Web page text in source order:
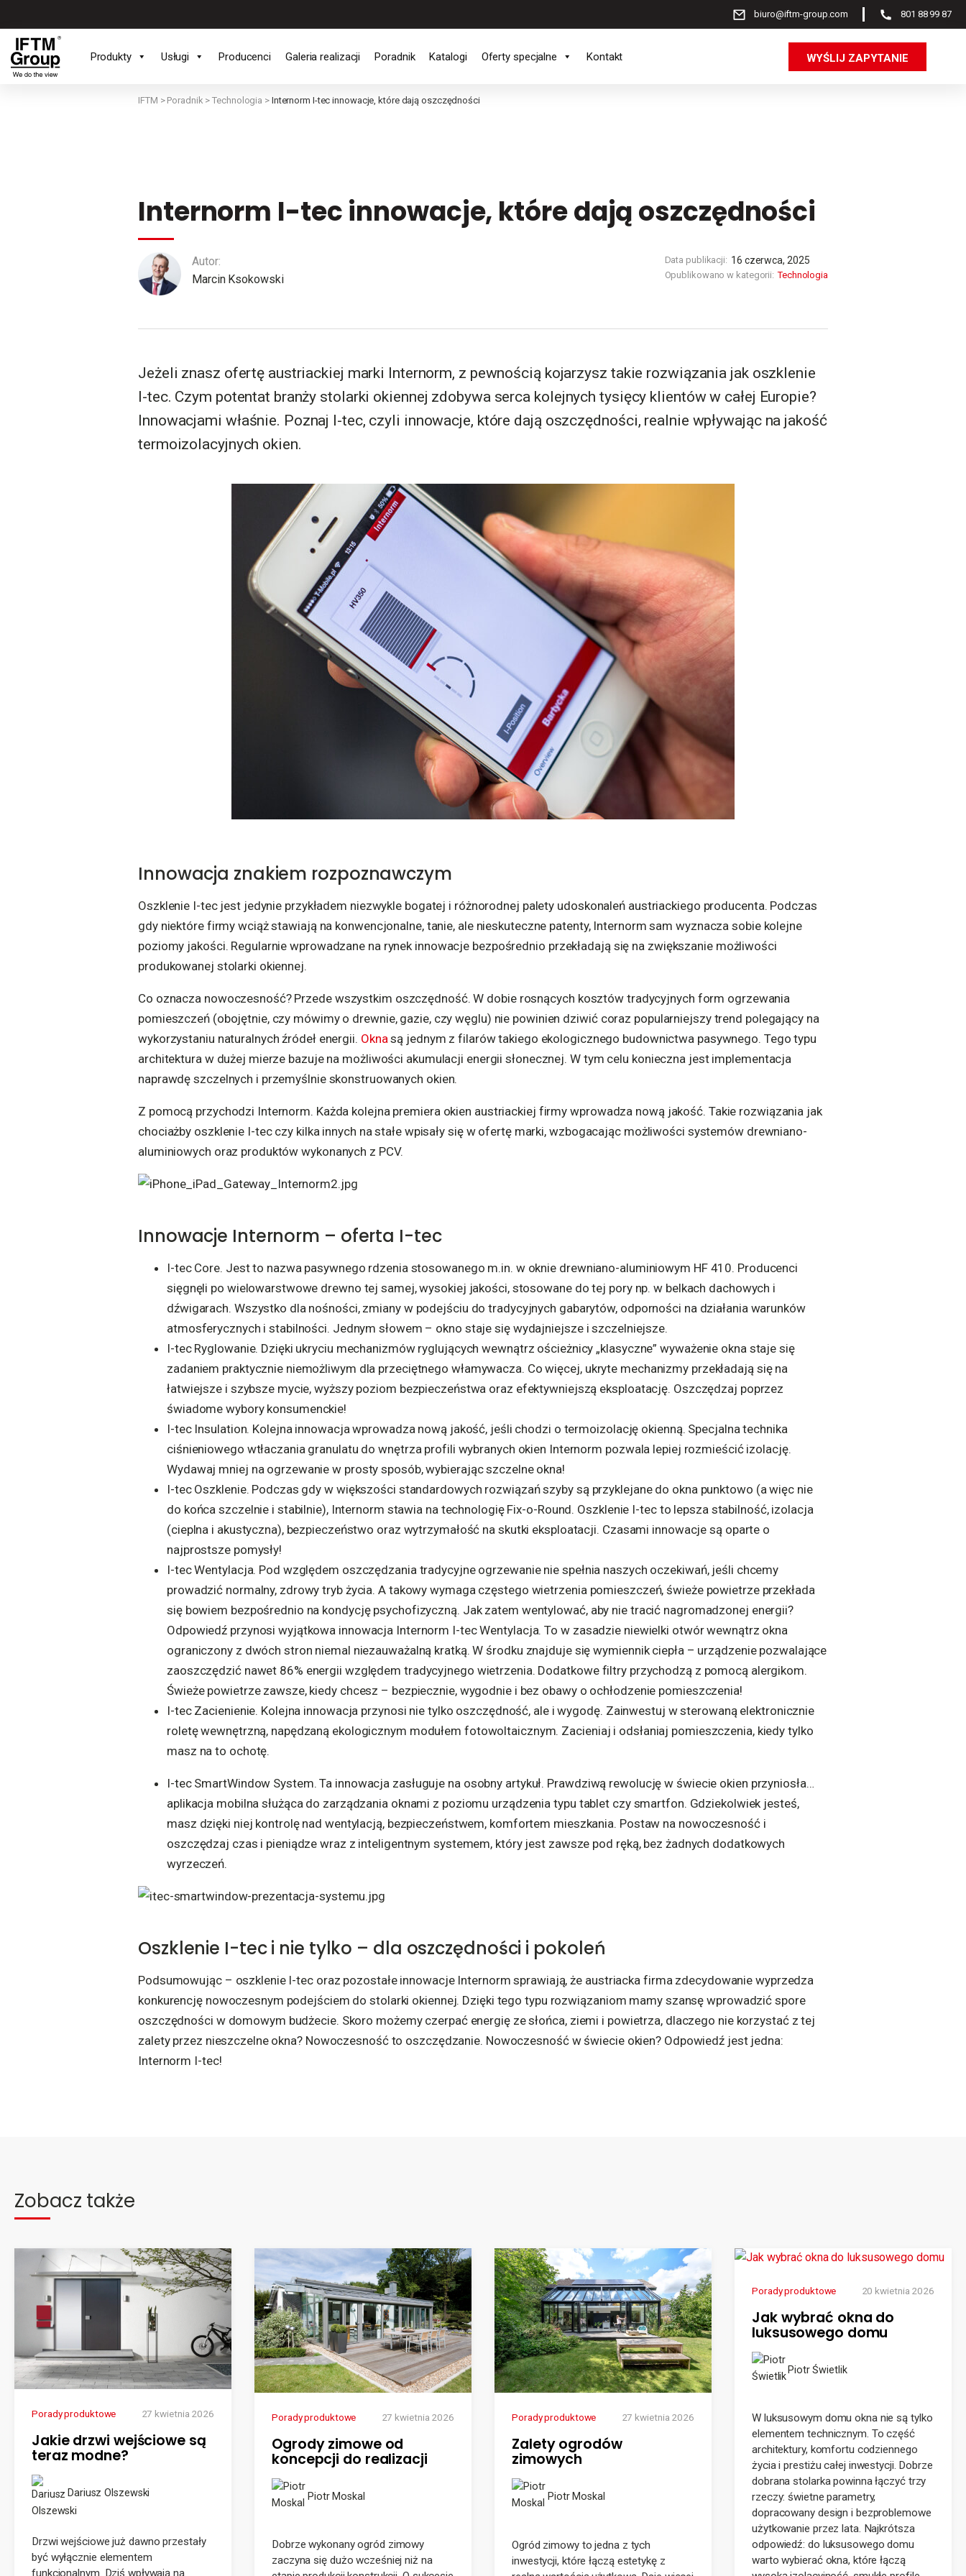
biuro@iftm-group.com 801 88 99 87
Produkty Usługi Producenci Galeria realizacji Poradnik Katalogi Oferty specjalne Kontakt WYŚLIJ ZAPYTANIE
IFTM > Poradnik >Technologia > Internorm I-tec innowacje, które dają oszczędności
Internorm I-tec innowacje, które dają oszczędności
Autor:
Marcin Ksokowski
Data publikacji: 16 czerwca, 2025
Opublikowano w kategorii: Technologia
Jeżeli znasz ofertę austriackiej marki Internorm, z pewnością kojarzysz takie rozwiązania jak oszklenie
I-tec. Czym potentat branży stolarki okiennej zdobywa serca kolejnych tysięcy klientów w całej Europie?
Innowacjami właśnie. Poznaj I-tec, czyli innowacje, które dają oszczędności, realnie wpływając na jakość
termoizolacyjnych okien.
Innowacja znakiem rozpoznawczym
Oszklenie I-tec jest jedynie przykładem niezwykle bogatej i różnorodnej palety udoskonaleń austriackiego producenta. Podczas
gdy niektóre firmy wciąż stawiają na konwencjonalne, tanie, ale nieskuteczne patenty, Internorm sam wyznacza sobie kolejne
poziomy jakości. Regularnie wprowadzane na rynek innowacje bezpośrednio przekładają się na zwiększanie możliwości
produkowanej stolarki okiennej.
Co oznacza nowoczesność? Przede wszystkim oszczędność. W dobie rosnących kosztów tradycyjnych form ogrzewania
pomieszczeń (obojętnie, czy mówimy o drewnie, gazie, czy węglu) nie powinien dziwić coraz popularniejszy trend polegający na
wykorzystaniu naturalnych źródeł energii. Oknasą jednym z filarów takiego ekologicznego budownictwa pasywnego. Tego typu
architektura w dużej mierze bazuje na możliwości akumulacji energii słonecznej. W tym celu konieczna jest implementacja
naprawdę szczelnych i przemyślnie skonstruowanych okien.
Z pomocą przychodzi Internorm. Każda kolejna premiera okien austriackiej firmy wprowadza nową jakość. Takie rozwiązania jak
chociażby oszklenie I-tec czy kilka innych na stałe wpisały się w ofertę marki, wzbogacając możliwości systemów drewniano-
aluminiowych oraz produktów wykonanych z PCV.
Innowacje Internorm – oferta I-tec
I-tec Core. Jest to nazwa pasywnego rdzenia stosowanego m.in. w oknie drewniano-aluminiowym HF 410. Producenci
sięgnęli po wielowarstwowe drewno tej samej, wysokiej jakości, stosowane do tej pory np. w belkach dachowych i
dźwigarach. Wszystko dla nośności, zmiany w podejściu do tradycyjnych gabarytów, odporności na działania warunków
atmosferycznych i stabilności. Jednym słowem – okno staje się wydajniejsze i szczelniejsze.
I-tec Ryglowanie. Dzięki ukryciu mechanizmów ryglujących wewnątrz ościeżnicy „klasyczne” wyważenie okna staje się
zadaniem praktycznie niemożliwym dla przeciętnego włamywacza. Co więcej, ukryte mechanizmy przekładają się na
łatwiejsze i szybsze mycie, wyższy poziom bezpieczeństwa oraz efektywniejszą eksploatację. Oszczędzaj poprzez
świadome wybory konsumenckie!
I-tec Insulation. Kolejna innowacja wprowadza nową jakość, jeśli chodzi o termoizolację okienną. Specjalna technika
ciśnieniowego wtłaczania granulatu do wnętrza profili wybranych okien Internorm pozwala lepiej rozmieścić izolację.
Wydawaj mniej na ogrzewanie w prosty sposób, wybierając szczelne okna!
I-tec Oszklenie. Podczas gdy w większości standardowych rozwiązań szyby są przyklejane do okna punktowo (a więc nie
do końca szczelnie i stabilnie), Internorm stawia na technologię Fix-o-Round. Oszklenie I-tec to lepsza stabilność, izolacja
(cieplna i akustyczna), bezpieczeństwo oraz wytrzymałość na skutki eksploatacji. Czasami innowacje są oparte o
najprostsze pomysły!
I-tec Wentylacja. Pod względem oszczędzania tradycyjne ogrzewanie nie spełnia naszych oczekiwań, jeśli chcemy
prowadzić normalny, zdrowy tryb życia. A takowy wymaga częstego wietrzenia pomieszczeń, świeże powietrze przekłada
się bowiem bezpośrednio na kondycję psychofizyczną. Jak zatem wentylować, aby nie tracić nagromadzonej energii?
Odpowiedź przynosi wyjątkowa innowacja Internorm I-tec Wentylacja. To w zasadzie niewielki otwór wewnątrz okna
ograniczony z dwóch stron niemal niezauważalną kratką. W środku znajduje się wymiennik ciepła – urządzenie pozwalające
zaoszczędzić nawet 86% energii względem tradycyjnego wietrzenia. Dodatkowe filtry przychodzą z pomocą alergikom.
Świeże powietrze zawsze, kiedy chcesz – bezpiecznie, wygodnie i bez obawy o ochłodzenie pomieszczenia!
I-tec Zacienienie. Kolejna innowacja przynosi nie tylko oszczędność, ale i wygodę. Zainwestuj w sterowaną elektronicznie
roletę wewnętrzną, napędzaną ekologicznym modułem fotowoltaicznym. Zacieniaj i odsłaniaj pomieszczenia, kiedy tylko
masz na to ochotę.
I-tec SmartWindow System. Ta innowacja zasługuje na osobny artykuł. Prawdziwą rewolucję w świecie okien przyniosła…
aplikacja mobilna służąca do zarządzania oknami z poziomu urządzenia typu tablet czy smartfon. Gdziekolwiek jesteś,
masz dzięki niej kontrolę nad wentylacją, bezpieczeństwem, komfortem mieszkania. Postaw na nowoczesność i
oszczędzaj czas i pieniądze wraz z inteligentnym systemem, który jest zawsze pod ręką, bez żadnych dodatkowych
wyrzeczeń.
Oszklenie I-tec i nie tylko – dla oszczędności i pokoleń
Podsumowując – oszklenie I-tec oraz pozostałe innowacje Internorm sprawiają, że austriacka firma zdecydowanie wyprzedza
konkurencję nowoczesnym podejściem do stolarki okiennej. Dzięki tego typu rozwiązaniom mamy szansę wprowadzić spore
oszczędności w domowym budżecie. Skoro możemy czerpać energię ze słońca, ziemi i powietrza, dlaczego nie korzystać z tej
zalety przez nieszczelne okna? Nowoczesność to oszczędzanie. Nowoczesność w świecie okien? Odpowiedź jest jedna:
Internorm I-tec!
Zobacz także
Porady produktowe 27 kwietnia 2026
Jakie drzwi wejściowe są
teraz modne?
Dariusz Olszewski
Drzwi wejściowe już dawno przestały
być wyłącznie elementem
funkcjonalnym. Dziś wpływają na
Porady produktowe 27 kwietnia 2026
Ogrody zimowe od
koncepcji do realizacji
Piotr Moskal
Dobrze wykonany ogród zimowy
zaczyna się dużo wcześniej niż na
Porady produktowe 27 kwietnia 2026
Zalety ogrodów
zimowych
Piotr Moskal
Ogród zimowy to jedna z tych
inwestycji, które łączą estetykę z
Porady produktowe 20 kwietnia 2026
Jak wybrać okna do
luksusowego domu
Piotr Świetlik
W luksusowym domu okna nie są tylko
elementem technicznym. To część
architektury, komfortu codziennego
życia i prestiżu całej inwestycji. Dobrze
dobrana stolarka powinna łączyć trzy
rzeczy: świetne parametry,
dopracowany design i bezproblemowe
użytkowanie przez lata. Najkrótsza
odpowiedź: do luksusowego domu
warto wybierać okna, które łączą